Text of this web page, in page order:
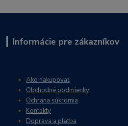
Informácie pre zákazníkov
Ako nakupovať
Obchodné podmienky
Ochrana súkromia
Kontakty
Doprava a platba